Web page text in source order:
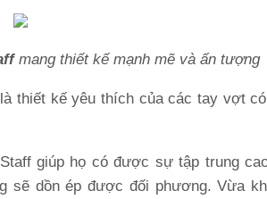
mang thiết kế mạnh mẽ và ấn tượng
thiết kế yêu thích của các tay vợt
giúp họ có được sự tập trung
sẽ dồn ép được đối phương. Vừa